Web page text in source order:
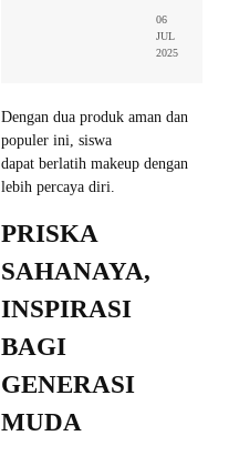
06
JUL
2025
Dengan dua produk aman dan
populer ini, siswa
dapat berlatih makeup dengan
lebih percaya diri.
PRISKA
SAHANAYA,
INSPIRASI
BAGI
GENERASI
MUDA